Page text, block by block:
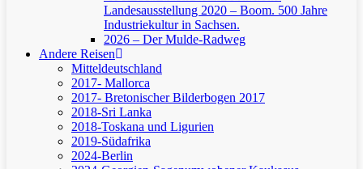
Landesausstellung 2020 – Boom. 500 Jahre
Industriekultur in Sachsen.
2026 – Der Mulde-Radweg
Andere Reisen
Mitteldeutschland
2017- Mallorca
2017- Bretonischer Bilderbogen 2017
2018-Sri Lanka
2018-Toskana und Ligurien
2019-Südafrika
2024-Berlin